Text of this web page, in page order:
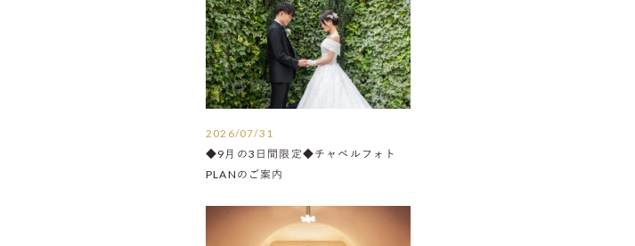
2026/07/31
◆9月の3日間限定◆チャペルフォト
PLANのご案内